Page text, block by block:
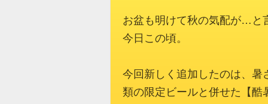
お盆も明けて秋の気配が…と
今日この頃。
今回新しく追加したのは、暑
類の限定ビールと併せた【酷